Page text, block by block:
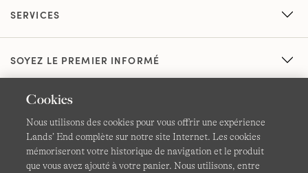
SERVICES
SOYEZ LE PREMIER INFORMÉ
Cookies
Nous utilisons des cookies pour vous offrir une expérience
Lands’ End complète sur notre site Internet. Les cookies
mémoriseront votre historique de navigation et le produit
que vous avez ajouté à votre panier. Nous utilisons, entre